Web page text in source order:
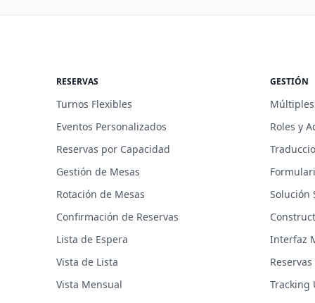
RESERVAS
Turnos Flexibles
Eventos Personalizados
Reservas por Capacidad
Gestión de Mesas
Rotación de Mesas
Confirmación de Reservas
Lista de Espera
Vista de Lista
Vista Mensual
GESTIÓN
Roles y
Solución
Interfaz
Tracking